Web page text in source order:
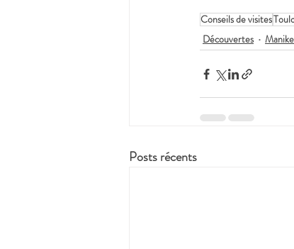
Conseils de visites
Découvertes
Posts récents